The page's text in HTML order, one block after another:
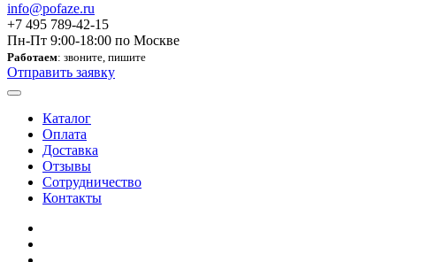
info@pofaze.ru
+7 495 789-42-15
Пн-Пт 9:00-18:00 по Москве
Работаем: звоните, пишите
Отправить заявку
Каталог
Оплата
Доставка
Отзывы
Сотрудничество
Контакты